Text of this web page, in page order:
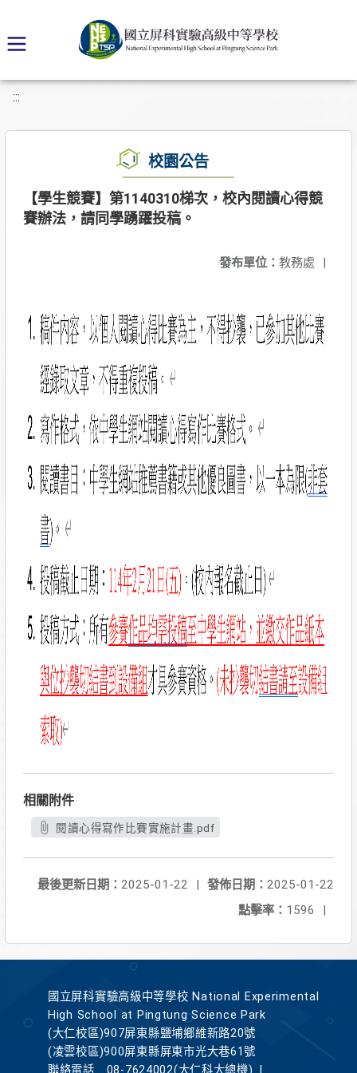
:::
校園公告
【學生競賽】第1140310梯次，校內閱讀心得競
賽辦法，請同學踴躍投稿。
發布單位： 教務處 |
相關附件
閱讀心得寫作比賽實施計畫.pdf
發佈日期： 2025-01-22
最後更新日期： 2025-01-22
|
點擊率： 1596 |
國立屏科實驗高級中等學校 National Experimental
High School at Pingtung Science Park
(大仁校區)907屏東縣鹽埔鄉維新路20號
(凌雲校區)900屏東縣屏東市光大巷61號
聯絡電話
08-7624002(大仁科大總機)